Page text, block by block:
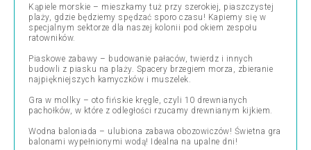
Kąpiele morskie – mieszkamy tuż przy szerokiej, piaszczystej
plaży, gdzie będziemy spędzać sporo czasu! Kapiemy się w
specjalnym sektorze dla naszej kolonii pod okiem zespołu
ratowników.
Piaskowe zabawy – budowanie pałaców, twierdz i innych
budowli z piasku na plaży. Spacery brzegiem morza, zbieranie
najpiękniejszych kamyczków i muszelek.
Gra w mollky – oto fińskie kręgle, czyli 10 drewnianych
pachołków, w które z odległości rzucamy drewnianym kijkiem.
Wodna baloniada – ulubiona zabawa obozowiczów! Świetna gra
balonami wypełnionymi wodą! Idealna na upalne dni!